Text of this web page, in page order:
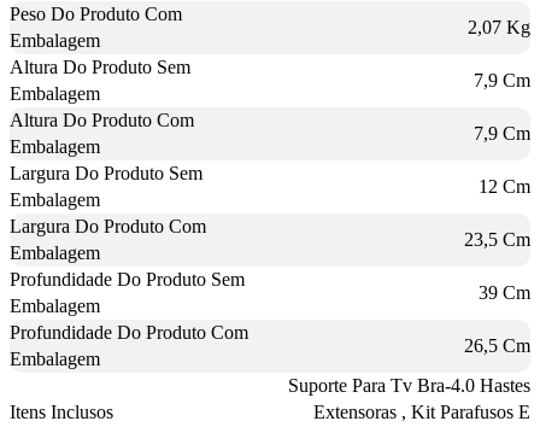
Peso Do Produto Com
Embalagem
2,07 Kg
Altura Do Produto Sem
Embalagem
7,9 Cm
Altura Do Produto Com
Embalagem
7,9 Cm
Largura Do Produto Sem
Embalagem
12 Cm
Largura Do Produto Com
Embalagem
23,5 Cm
Profundidade Do Produto Sem
Embalagem
39 Cm
Profundidade Do Produto Com
Embalagem
26,5 Cm
Itens Inclusos
Suporte Para Tv Bra-4.0 Hastes
Extensoras , Kit Parafusos E